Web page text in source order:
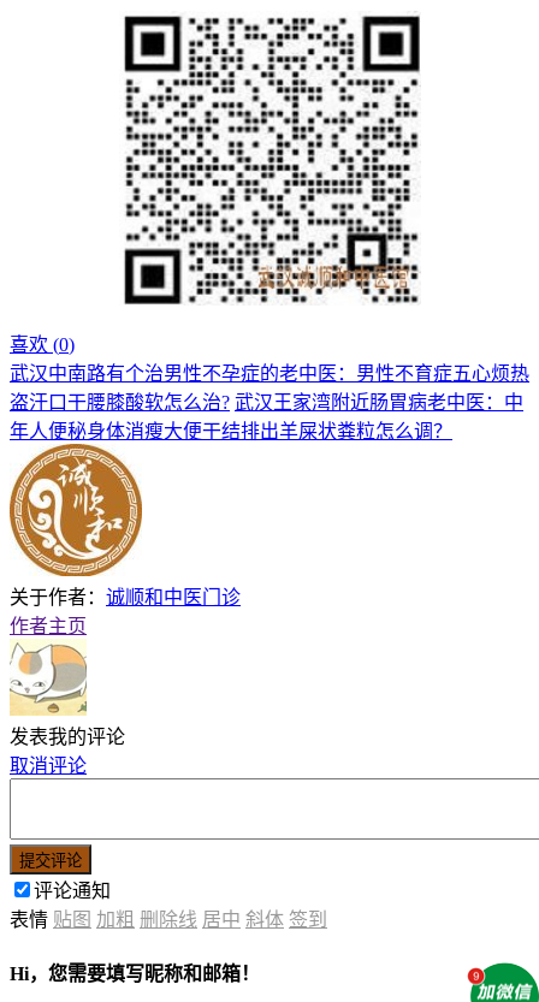
喜欢 (0)
武汉中南路有个治男性不孕症的老中医：男性不育症五心烦热
盗汗口干腰膝酸软怎么治? 武汉王家湾附近肠胃病老中医：中
年人便秘身体消瘦大便干结排出羊屎状粪粒怎么调？
关于作者： 诚顺和中医门诊
作者主页
发表我的评论
取消评论
提交评论
评论通知
表情 贴图 加粗 删除线 居中 斜体 签到
Hi，您需要填写昵称和邮箱！